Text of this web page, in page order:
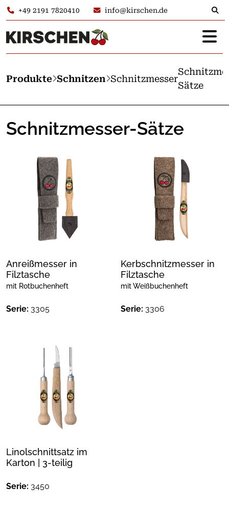
+49 2191 7820410 info@kirschen.de
Produkte Schnitzen Schnitzmesser
Sätze
Schnitzmesser-Sätze
Anreißmesser in
Filztasche
mit Rotbuchenheft
Serie: 3305
Kerbschnitzmesser in
Filztasche
mit Weißbuchenheft
Serie: 3306
Linolschnittsatz im
Karton | 3-teilig
Serie: 3450